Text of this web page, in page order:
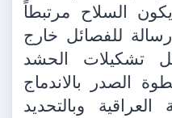
السلاح مرتبطاً
للفصائل خارج
تشكيلات الحشد
الصدر بالاندماج
وبالتحديد